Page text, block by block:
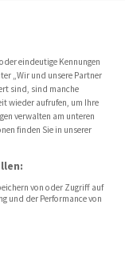
eindeutige Kennungen
„Wir und unsere Partner
sind, sind manche
wieder aufrufen, um Ihre
verwalten am unteren
finden Sie in unserer
von oder Zugriff auf
und der Performance von